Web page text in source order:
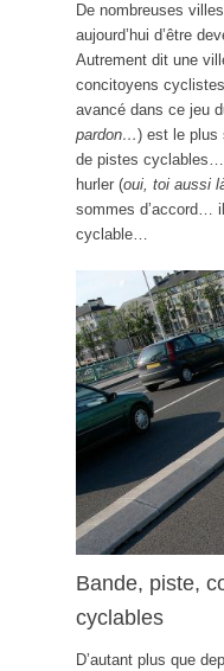
De nombreuses
aujourd’hui d’être
Autrement dit une
concitoyens
avancé dans ce jeu
pardon…) est le plus
de pistes
hurler (oui, toi aussi
sommes d’accord…
cyclable…
Bande, piste,
cyclables
D’autant plus que